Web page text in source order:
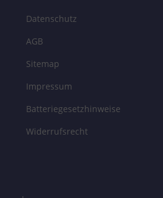
Datenschutz
AGB
Sitemap
Impressum
Batteriegesetzhinweise
Widerrufsrecht